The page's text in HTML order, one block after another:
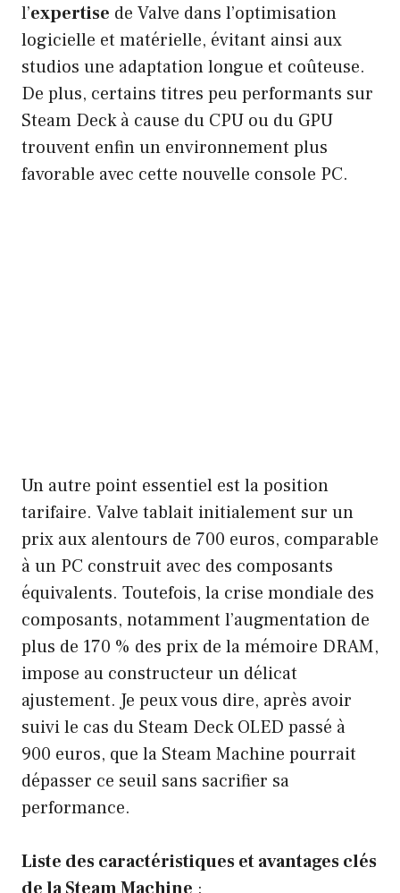
l’expertise de Valve dans l’optimisation
logicielle et matérielle, évitant ainsi aux
studios une adaptation longue et coûteuse.
De plus, certains titres peu performants sur
Steam Deck à cause du CPU ou du GPU
trouvent enfin un environnement plus
favorable avec cette nouvelle console PC.
Un autre point essentiel est la position
tarifaire. Valve tablait initialement sur un
prix aux alentours de 700 euros, comparable
à un PC construit avec des composants
équivalents. Toutefois, la crise mondiale des
composants, notamment l’augmentation de
plus de 170 % des prix de la mémoire DRAM,
impose au constructeur un délicat
ajustement. Je peux vous dire, après avoir
suivi le cas du Steam Deck OLED passé à
900 euros, que la Steam Machine pourrait
dépasser ce seuil sans sacrifier sa
performance.
Liste des caractéristiques et avantages clés
de la Steam Machine :